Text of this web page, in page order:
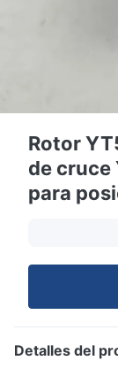
Rotor
de cruce
para
Detalles del